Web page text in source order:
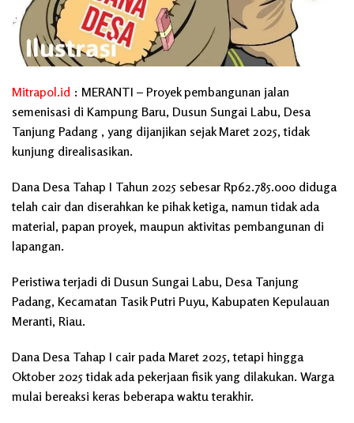
Mitrapol.id : MERANTI – Proyek pembangunan jalan
semenisasi di Kampung Baru, Dusun Sungai Labu, Desa
Tanjung Padang , yang dijanjikan sejak Maret 2025, tidak
kunjung direalisasikan.
Dana Desa Tahap I Tahun 2025 sebesar Rp62.785.000 diduga
telah cair dan diserahkan ke pihak ketiga, namun tidak ada
material, papan proyek, maupun aktivitas pembangunan di
lapangan.
Peristiwa terjadi di Dusun Sungai Labu, Desa Tanjung
Padang, Kecamatan Tasik Putri Puyu, Kabupaten Kepulauan
Meranti, Riau.
Dana Desa Tahap I cair pada Maret 2025, tetapi hingga
Oktober 2025 tidak ada pekerjaan fisik yang dilakukan. Warga
mulai bereaksi keras beberapa waktu terakhir.